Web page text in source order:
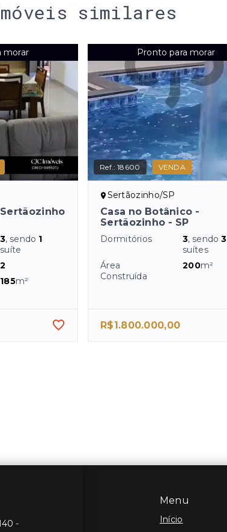
similares
morar
3, sendo 1
suíte
2
185m²
Pronto para morar
Ref.:18600 VENDA
Sertãozinho/SP
Casa no Botânico -
Sertãozinho - SP
Dormitórios 3, sendo3
suítes
Área
Construída
200m²
R$1.800.000,00
Menu
Início
-